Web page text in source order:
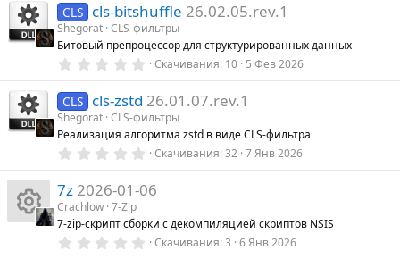
CLS cls-bitshuffle 26.02.05.rev.1
Shegorat CLS-фильтры
Битовый препроцессор для структурированных данных
0
0
з
в
ё
з
Скачивания 10 5 Фев 2026
CLS cls-zstd 26.01.07.rev.1
Shegorat CLS-фильтры
Реализация алгоритма zstd в виде CLS-фильтра
0
0
ё
з
Скачивания 32 7 Янв 2026
7z 2026-01-06
Crachlow 7-Zip
7-zip-скрипт сборки с декомпиляцией скриптов NSIS
0Скачивания 3 6 Янв 2026